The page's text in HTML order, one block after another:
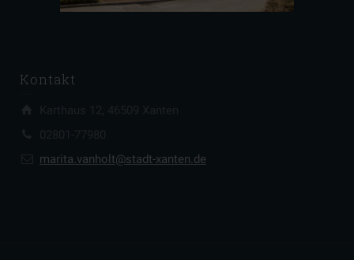
Kontakt
marita.vanholt@stadt-xanten.de